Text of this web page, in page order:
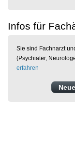
Infos für
Sie sind Fachnarzt
(Psychiater,
erfahren